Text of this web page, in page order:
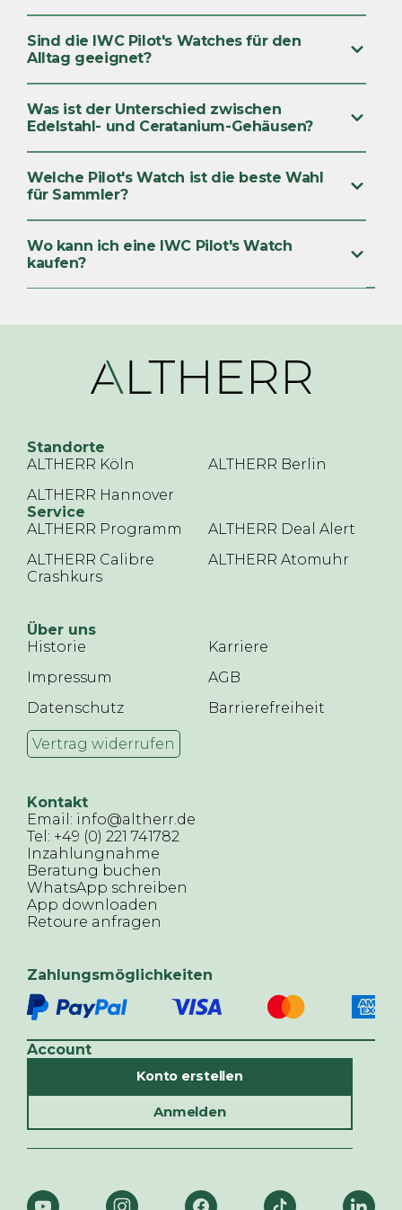
Sind die IWC Pilot's Watches für den
Alltag geeignet?
Was ist der Unterschied zwischen
Edelstahl- und Ceratanium-Gehäusen?
Welche Pilot's Watch ist die beste Wahl
für Sammler?
Wo kann ich eine IWC Pilot's Watch
kaufen?
Standorte
ALTHERR Köln
ALTHERR Berlin
ALTHERR Hannover
Service
ALTHERR Programm
ALTHERR Deal Alert
ALTHERR Calibre
Crashkurs
ALTHERR Atomuhr
Über uns
Historie
Karriere
Impressum
AGB
Datenschutz
Barrierefreiheit
Vertrag widerrufen
Kontakt
Email: info@altherr.de
Tel: +49 (0) 221 741782
Inzahlungnahme
Beratung buchen
WhatsApp schreiben
App downloaden
Retoure anfragen
Zahlungsmöglichkeiten
Account
Konto erstellen
Anmelden